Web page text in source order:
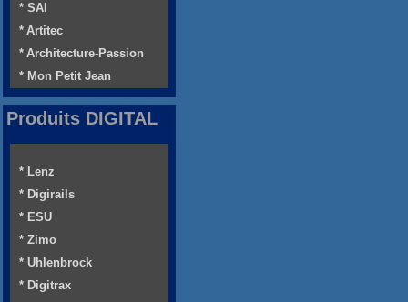
* SAI
* Artitec
* Architecture-Passion
* Mon Petit Jean
Produits DIGITAL
* Lenz
* Digirails
* ESU
* Zimo
* Uhlenbrock
* Digitrax